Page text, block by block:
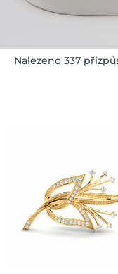
Nalezeno 337